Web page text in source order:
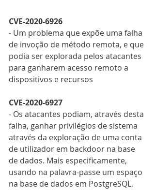
CVE-2020-6926
- Um problema que expõe uma falha
de invoção de método remota, e que
podia ser explorada pelos atacantes
para ganharem acesso remoto a
dispositivos e recursos
CVE-2020-6927
- Os atacantes podiam, através desta
falha, ganhar privilégios de sistema
através da exploração de uma conta
de utilizador em backdoor na base
de dados. Mais especificamente,
usando na palavra-passe um espaço
na base de dados em PostgreSQL.